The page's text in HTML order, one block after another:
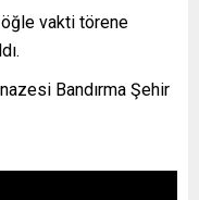
öğle vakti törene
Bandırma Şehir